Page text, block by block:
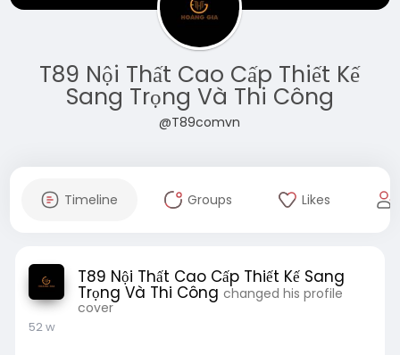
T89 Nội Thất Cao Cấp Thiết Kế
Sang Trọng Và Thi Công
@T89comvn
Timeline Groups Likes
T89 Nội Thất Cao Cấp Thiết Kế Sang
Trọng Và Thi Công changed his profile
cover
52 w